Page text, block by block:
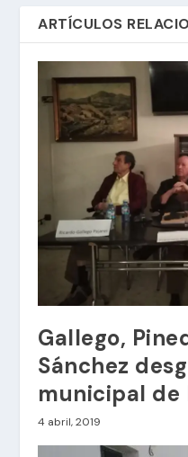
ARTÍCULOS
Gallego,
Sánchez
municipal de
4 abril, 2019